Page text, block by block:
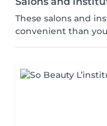
These salons and
convenient than